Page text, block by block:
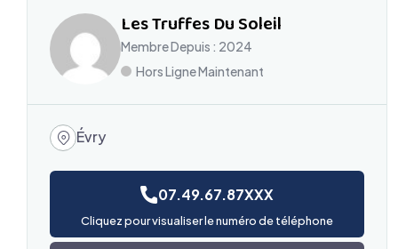
Les Truffes Du Soleil
Membre Depuis : 2024
Hors Ligne Maintenant
Évry
07.49.67.87XXX
Cliquez pour visualiser le numéro de téléphone